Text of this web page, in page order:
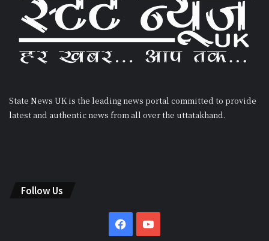
State News UK is the leading news portal committed to provide
latest and authentic news from all over the uttatakhand.
Follow Us
Facebook